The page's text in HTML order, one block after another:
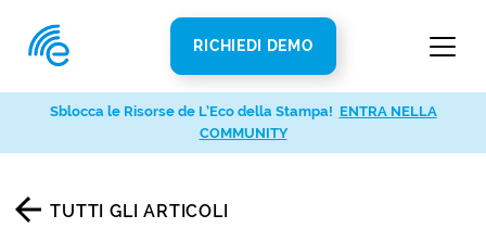
RICHIEDI DEMO
TUTTI GLI ARTICOLI
Sblocca le Risorse de L’Eco della Stampa! ENTRA NELLA
COMMUNITY